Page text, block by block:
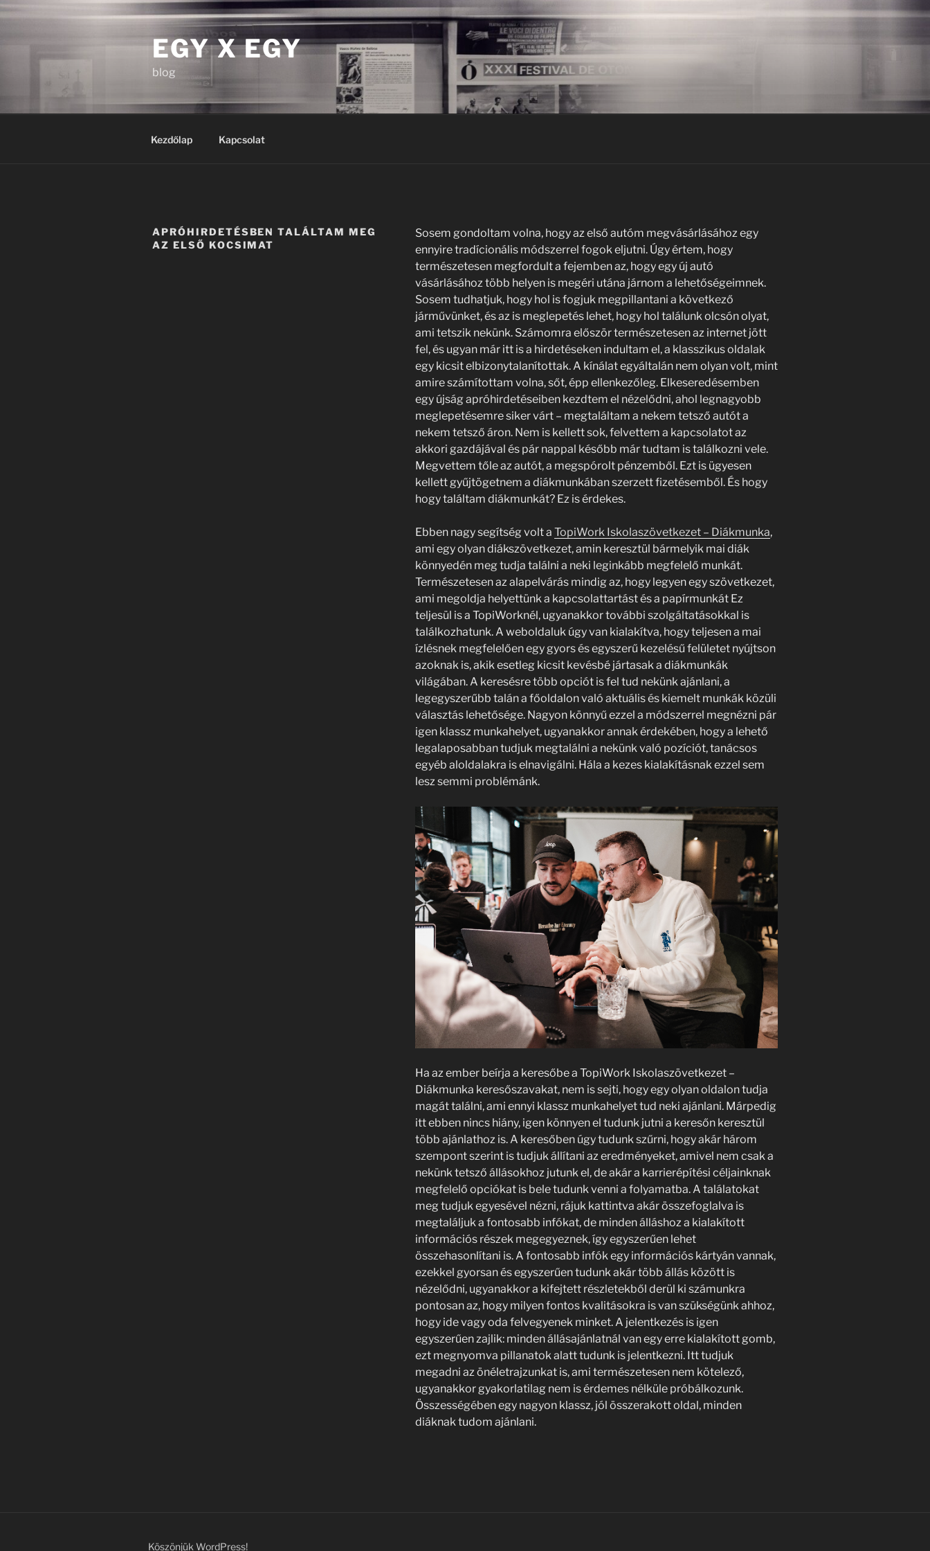
Tartalomhoz
EGY X EGY
blog
Kezdőlap Kapcsolat
APRÓHIRDETÉSBEN TALÁLTAM MEG
AZ ELSŐ KOCSIMAT
Sosem gondoltam volna, hogy az első autóm megvásárlásához egy
ennyire tradícionális módszerrel fogok eljutni. Úgy értem, hogy
természetesen megfordult a fejemben az, hogy egy új autó
vásárlásához több helyen is megéri utána járnom a lehetőségeimnek.
Sosem tudhatjuk, hogy hol is fogjuk megpillantani a következő
járművünket, és az is meglepetés lehet, hogy hol találunk olcsón olyat,
ami tetszik nekünk. Számomra először természetesen az internet jött
fel, és ugyan már itt is a hirdetéseken indultam el, a klasszikus oldalak
egy kicsit elbizonytalanítottak. A kínálat egyáltalán nem olyan volt, mint
amire számítottam volna, sőt, épp ellenkezőleg. Elkeseredésemben
egy újság apróhirdetéseiben kezdtem el nézelődni, ahol legnagyobb
meglepetésemre siker várt – megtaláltam a nekem tetsző autót a
nekem tetsző áron. Nem is kellett sok, felvettem a kapcsolatot az
akkori gazdájával és pár nappal később már tudtam is találkozni vele.
Megvettem tőle az autót, a megspórolt pénzemből. Ezt is ügyesen
kellett gyűjtögetnem a diákmunkában szerzett fizetésemből. És hogy
hogy találtam diákmunkát? Ez is érdekes.
Ebben nagy segítség volt a TopiWork Iskolaszövetkezet – Diákmunka,
ami egy olyan diákszövetkezet, amin keresztül bármelyik mai diák
könnyedén meg tudja találni a neki leginkább megfelelő munkát.
Természetesen az alapelvárás mindig az, hogy legyen egy szövetkezet,
ami megoldja helyettünk a kapcsolattartást és a papírmunkát Ez
teljesül is a TopiWorknél, ugyanakkor további szolgáltatásokkal is
találkozhatunk. A weboldaluk úgy van kialakítva, hogy teljesen a mai
ízlésnek megfelelően egy gyors és egyszerű kezelésű felületet nyújtson
azoknak is, akik esetleg kicsit kevésbé jártasak a diákmunkák
világában. A keresésre több opciót is fel tud nekünk ajánlani, a
legegyszerűbb talán a főoldalon való aktuális és kiemelt munkák közüli
választás lehetősége. Nagyon könnyű ezzel a módszerrel megnézni pár
igen klassz munkahelyet, ugyanakkor annak érdekében, hogy a lehető
legalaposabban tudjuk megtalálni a nekünk való pozíciót, tanácsos
egyéb aloldalakra is elnavigálni. Hála a kezes kialakításnak ezzel sem
lesz semmi problémánk.
Ha az ember beírja a keresőbe a TopiWork Iskolaszövetkezet –
Diákmunka keresőszavakat, nem is sejti, hogy egy olyan oldalon tudja
magát találni, ami ennyi klassz munkahelyet tud neki ajánlani. Márpedig
itt ebben nincs hiány, igen könnyen el tudunk jutni a keresőn keresztül
több ajánlathoz is. A keresőben úgy tudunk szűrni, hogy akár három
szempont szerint is tudjuk állítani az eredményeket, amivel nem csak a
nekünk tetsző állásokhoz jutunk el, de akár a karrierépítési céljainknak
megfelelő opciókat is bele tudunk venni a folyamatba. A találatokat
meg tudjuk egyesével nézni, rájuk kattintva akár összefoglalva is
megtaláljuk a fontosabb infókat, de minden álláshoz a kialakított
információs részek megegyeznek, így egyszerűen lehet
összehasonlítani is. A fontosabb infók egy információs kártyán vannak,
ezekkel gyorsan és egyszerűen tudunk akár több állás között is
nézelődni, ugyanakkor a kifejtett részletekből derül ki számunkra
pontosan az, hogy milyen fontos kvalitásokra is van szükségünk ahhoz,
hogy ide vagy oda felvegyenek minket. A jelentkezés is igen
egyszerűen zajlik: minden állásajánlatnál van egy erre kialakított gomb,
ezt megnyomva pillanatok alatt tudunk is jelentkezni. Itt tudjuk
megadni az önéletrajzunkat is, ami természetesen nem kötelező,
ugyanakkor gyakorlatilag nem is érdemes nélküle próbálkozunk.
Összességében egy nagyon klassz, jól összerakott oldal, minden
diáknak tudom ajánlani.
Köszönjük WordPress!